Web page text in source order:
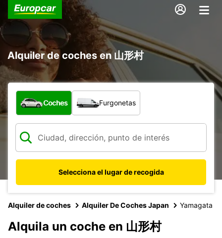
Alquiler de coches en 山形村
¿Qué tipo de vehículo?
Coches Furgonetas
Selecciona el lugar de recogida
Alquiler de coches Alquiler De Coches Japan Yamagata
Alquila un coche en 山形村